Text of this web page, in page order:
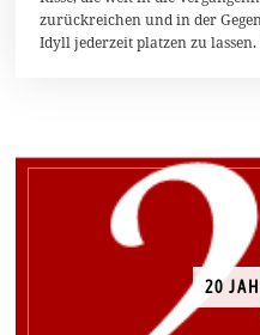
zurückreichen und in der
Idyll jederzeit platzen zu
20